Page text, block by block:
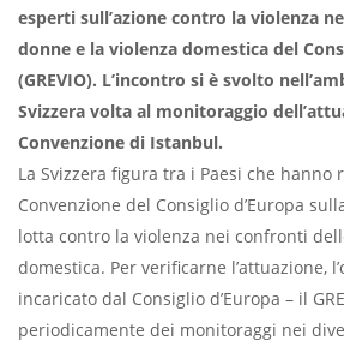
esperti sull’azione contro la violenza
donne e la violenza domestica del
(GREVIO). L’incontro si è svolto
Svizzera volta al monitoraggio
Convenzione di Istanbul.
La Svizzera figura tra i Paesi che hanno
Convenzione del Consiglio d’Europa
lotta contro la violenza nei confronti
domestica. Per verificarne l’attuazione,
incaricato dal Consiglio d’Europa – il
periodicamente dei monitoraggi nei